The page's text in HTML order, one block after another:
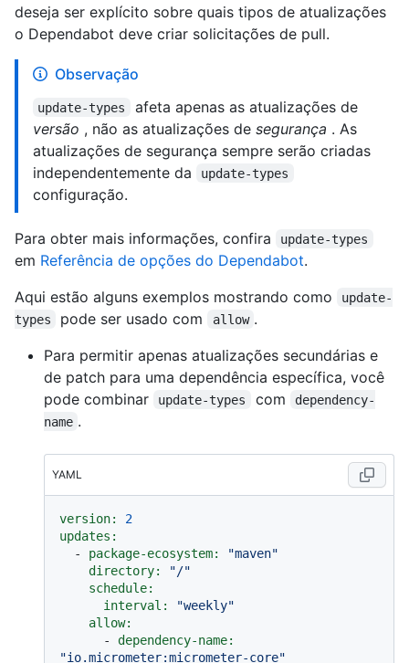
deseja ser explícito sobre quais tipos de atualizações
o Dependabot deve criar solicitações de pull.
Observação
update-types
afeta apenas as atualizações de
versão , não as atualizações de segurança . As
atualizações de segurança sempre serão criadas
independentemente da
update-types
configuração.
Para obter mais informações, confira update-types
em Referência de opções do Dependabot.
Aqui estão alguns exemplos mostrando como
update-
types
pode ser usado com allow .
Para permitir apenas atualizações secundárias e
de patch para uma dependência específica, você
pode combinar
update-types com
dependency-
name .
YAML
version:
2
updates:
-
package-ecosystem:
"maven"
directory:
"/"
schedule:
interval:
"weekly"
allow:
-
dependency-name:
"io.micrometer:micrometer-core"